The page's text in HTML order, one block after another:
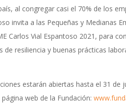
al congregar casi el 70% de los
invita a las Pequeñas y Medianas
Carlos Vial Espantoso 2021, para
de resiliencia y buenas prácticas
estarán abiertas hasta el 31 de
web de la Fundación: